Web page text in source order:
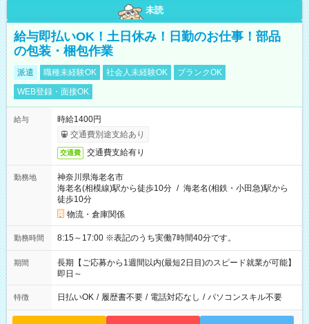
未読
給与即払いOK！土日休み！日勤のお仕事！部品
の包装・梱包作業
派遣 職種未経験OK 社会人未経験OK
ブランクOK
WEB登録・面接OK
給与
時給1400円
交通費別途支給あり
交通費 交通費支給有り
勤務地
神奈川県海老名市
海老名(相模線)駅から徒歩10分 / 海老名(相鉄・小田急)駅から
徒歩10分
物流・倉庫関係
勤務時間 8:15～17:00 ※表記のうち実働7時間40分です。
期間
長期【ご応募から1週間以内(最短2日目)のスピード就業が可能】
即日～
特徴 日払いOK / 履歴書不要 / 電話対応なし / パソコンスキル不要